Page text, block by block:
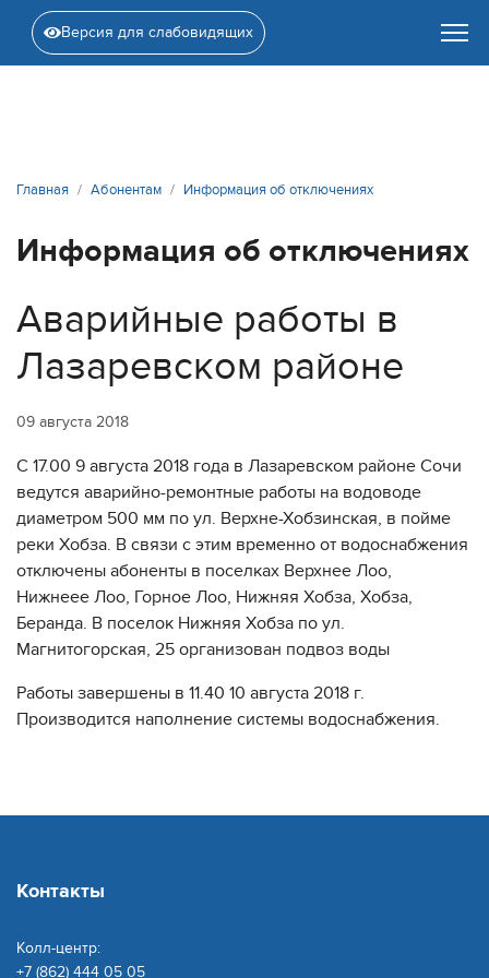
Версия для слабовидящих
Главная Абонентам Информация об отключениях
Информация об отключениях
Аварийные работы в
Лазаревском районе
09 августа 2018
С 17.00 9 августа 2018 года в Лазаревском районе Сочи
ведутся аварийно-ремонтные работы на водоводе
диаметром 500 мм по ул. Верхне-Хобзинская, в пойме
реки Хобза. В связи с этим временно от водоснабжения
отключены абоненты в поселках Верхнее Лоо,
Нижнеее Лоо, Горное Лоо, Нижняя Хобза, Хобза,
Беранда. В поселок Нижняя Хобза по ул.
Магнитогорская, 25 организован подвоз воды
Работы завершены в 11.40 10 августа 2018 г.
Производится наполнение системы водоснабжения.
Контакты
Колл-центр:
+7 (862) 444 05 05